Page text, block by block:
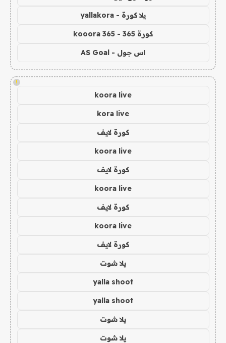
يلا كورة - yallakora
كورة 365 - kooora 365
اس جول - AS Goal
!
koora live
kora live
كورة لايف
koora live
كورة لايف
koora live
كورة لايف
koora live
كورة لايف
يلا شوت
yalla shoot
yalla shoot
يلا شوت
يلا شوت